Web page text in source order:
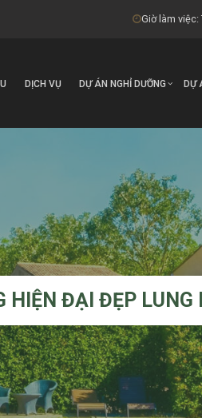
Giờ làm việc:
DỊCH VỤ DỰ ÁN NGHỈ DƯỠNG DỰ
HIỆN ĐẠI ĐẸP